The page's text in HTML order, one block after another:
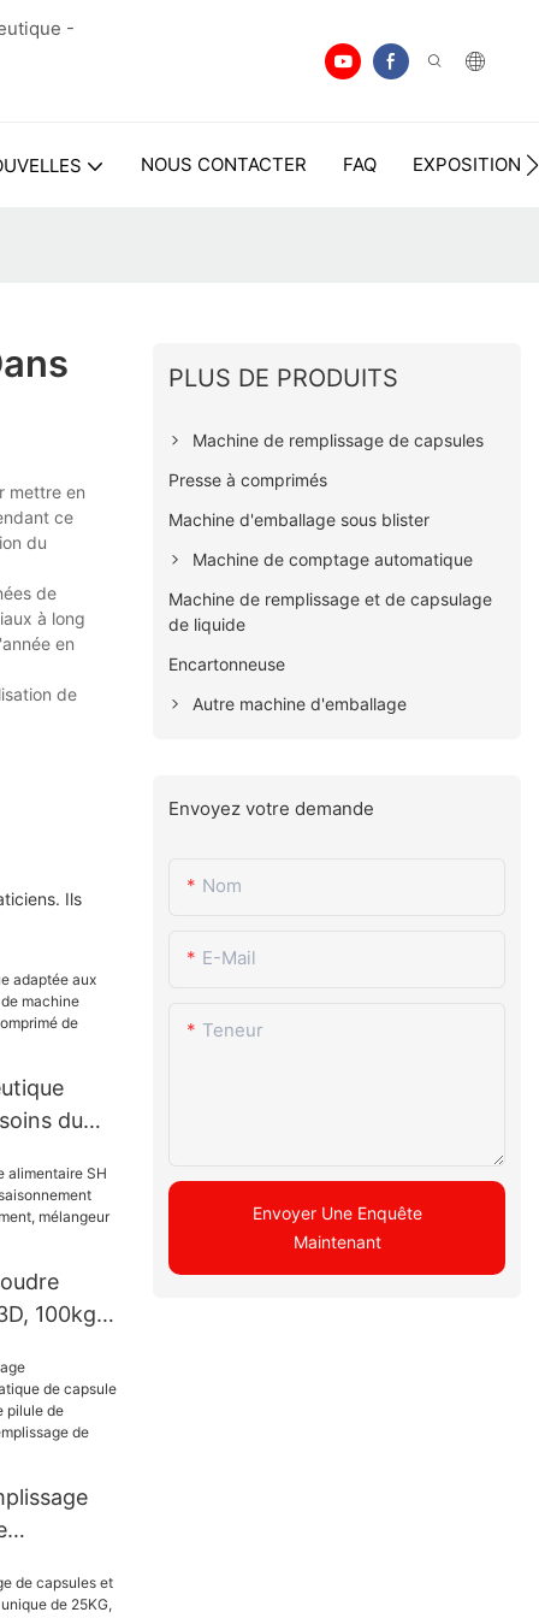
-
NOUS CONTACTER FAQ EXPOSITION
mettre en
ce
du
de
à long
en
de
Ils
du
de
de
100kg,
de
de
de pilule
PLUS DE PRODUITS
Machine de remplissage de capsules
Presse à comprimés
Machine d'emballage sous blister
Machine de comptage automatique
Machine de remplissage et de capsulage
de liquide
Encartonneuse
Autre machine d'emballage
Envoyez votre demande
Nom
E-Mail
Teneur
Envoyer Une Enquête
Maintenant